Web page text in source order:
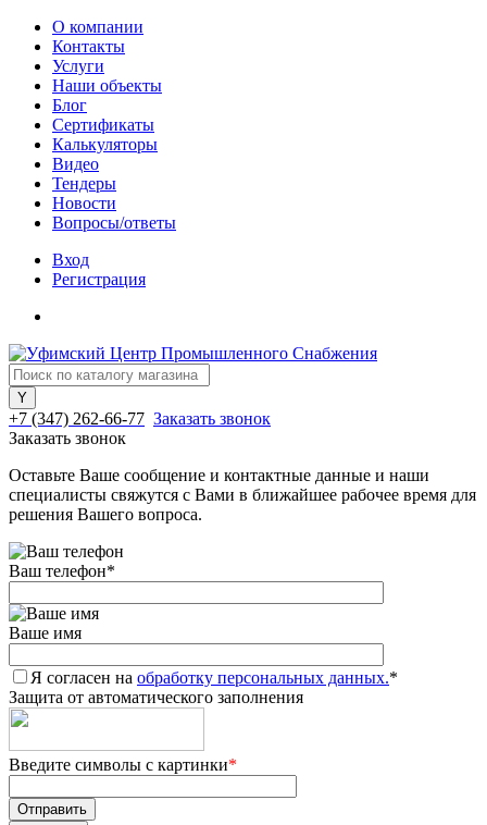
О компании
Контакты
Услуги
Наши объекты
Блог
Сертификаты
Калькуляторы
Видео
Тендеры
Новости
Вопросы/ответы
Вход
Регистрация
+7 (347) 262-66-77 Заказать звонок
Заказать звонок
Оставьте Ваше сообщение и контактные данные и наши
специалисты свяжутся с Вами в ближайшее рабочее время для
решения Вашего вопроса.
Ваш телефон*
Ваше имя
Я согласен на обработку персональных данных.*
Защита от автоматического заполнения
Введите символы с картинки*